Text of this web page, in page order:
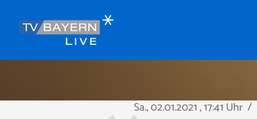
Sa., 02.01.2021, 17:41 Uhr /